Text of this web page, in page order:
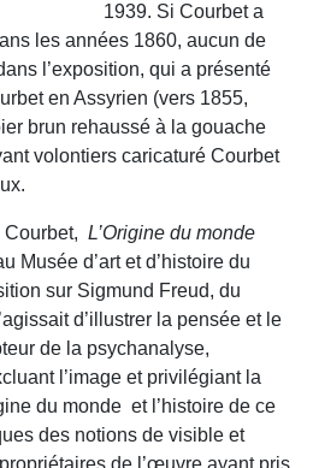
1939. Si Courbet a
les années 1860, aucun de
l’exposition, qui a présenté
en Assyrien (vers 1855,
brun rehaussé à la gouache
volontiers caricaturé Courbet
L’Origine du monde
Musée d’art et d’histoire du
sur Sigmund Freud, du
d’illustrer la pensée et le
de la psychanalyse,
l’image et privilégiant la
du monde et l’histoire de ce
des notions de visible et
de l’œuvre ayant pris